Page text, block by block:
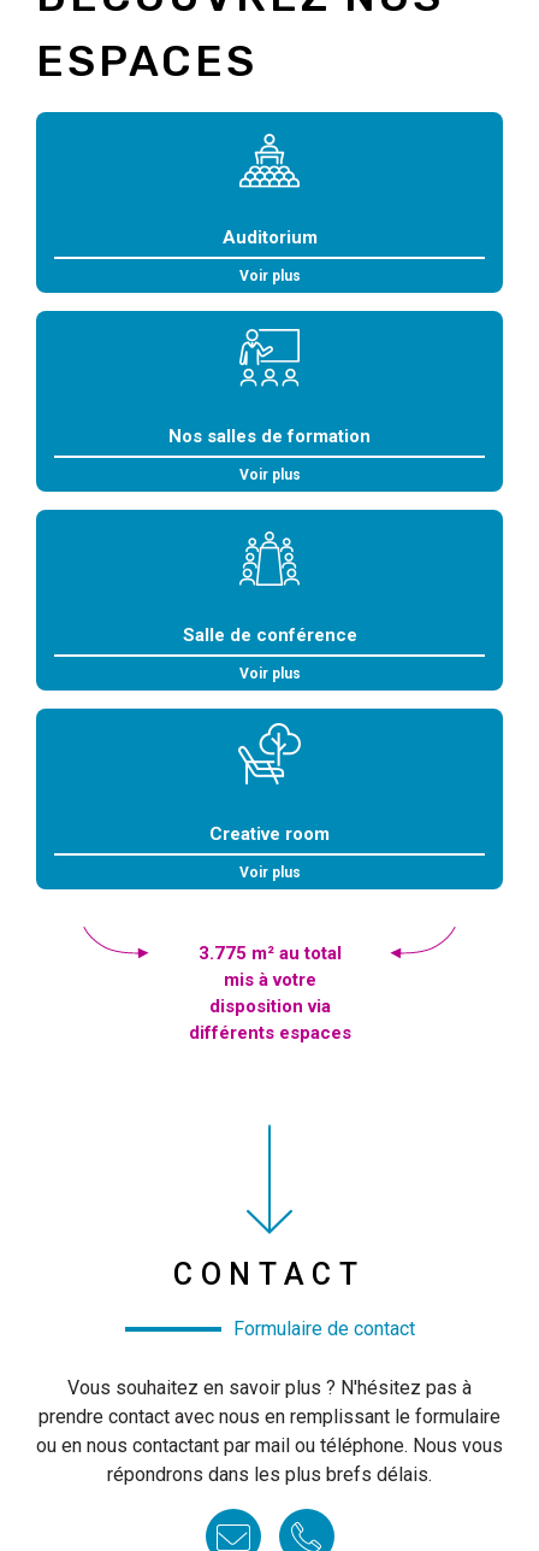
ESPACES
Auditorium
Voir plus
Nos salles de formation
Voir plus
Salle de conférence
Voir plus
Creative room
Voir plus
3.775 m² au total
mis à votre
disposition via
différents espaces
CONTACT
Lien contact Formulaire de contact
Contenu contact
Vous souhaitez en savoir plus ? N'hésitez pas à
prendre contact avec nous en remplissant le formulaire
ou en nous contactant par mail ou téléphone. Nous vous
répondrons dans les plus brefs délais.
E-mail contactNuméro de téléphone